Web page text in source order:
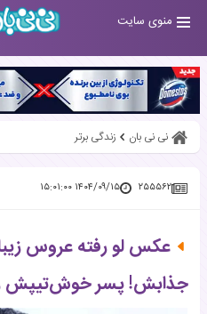
منوی سایت
نی نی بان زندگی برتر
۲۵۵۵۶۲ ۱۴۰۴/۰۹/۱۵ ۱۵:۰۱:۰۰
عکس لو رفته عروس
جذابش! پسر خوش‌تیپش